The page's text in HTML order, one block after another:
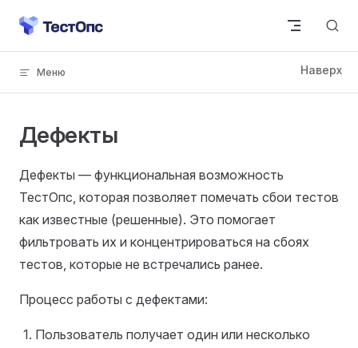
Skip to content
Дефекты
Дефекты — функциональная возможность
ТестОпс, которая позволяет помечать сбои тестов
как известные (решенные). Это помогает
фильтровать их и концентрироваться на сбоях
тестов, которые не встречались ранее.
Процесс работы с дефектами:
Пользователь получает один или несколько